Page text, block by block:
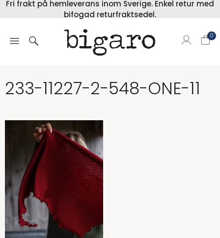
Fri frakt på hemleverans inom Sverige. Enkel retur med
bifogad returfraktsedel.
0
233-11227-2-548-ONE-11